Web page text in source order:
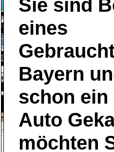
Sie sind
eines
Bayern
schon ein
Auto
möchten